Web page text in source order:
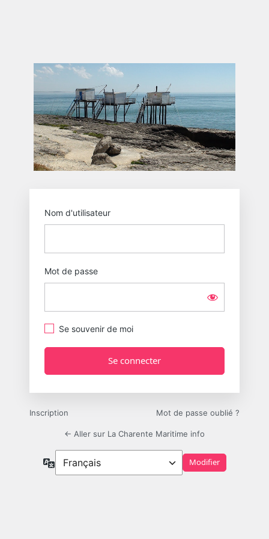
Nom d'utilisateur
Mot de passe
Se souvenir de moi
Inscription Mot de passe oublié ?
← Aller sur La Charente Maritime info
Langue